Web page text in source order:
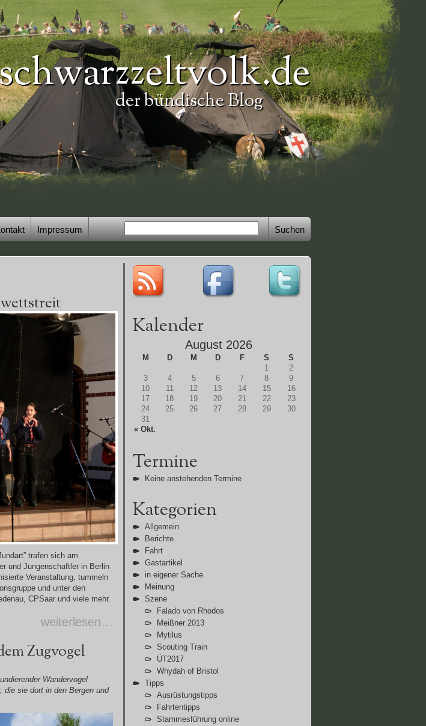
der bündische Blog
Impressum
trafen sich am
und Jungenschaftler in Berlin
Veranstaltung, tummeln
und unter den
CPSaar und viele mehr.
weiterlesen…
Zugvogel
Wandervogel
die sie dort in den Bergen und
Kalender
August 2026
M D M D F S S
« Okt.
1
2
3
4 5 6 7 8
9
10
11 12 13 14 15
16
17
18 19 20 21 22
23
24
25 26 27 28 29
30
31
Termine
Keine anstehenden Termine
Kategorien
Allgemein
Berichte
Fahrt
Gastartikel
in eigener Sache
Meinung
Szene
Falado von Rhodos
Meißner 2013
Mytilus
Scouting Train
ÜT2017
Whydah of Bristol
Tipps
Ausrüstungstipps
Fahrtentipps
Stammesführung online